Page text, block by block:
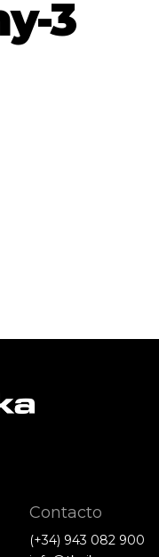
3
Contacto
(+34) 943 082 900